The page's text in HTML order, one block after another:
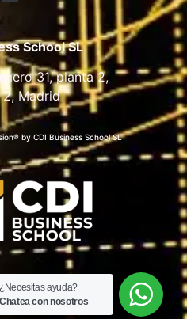
School SL
31, planta 2,
Madrid
by CDI Business School SL
Business School
¿Necesitas ayuda?
Chatea con nosotros